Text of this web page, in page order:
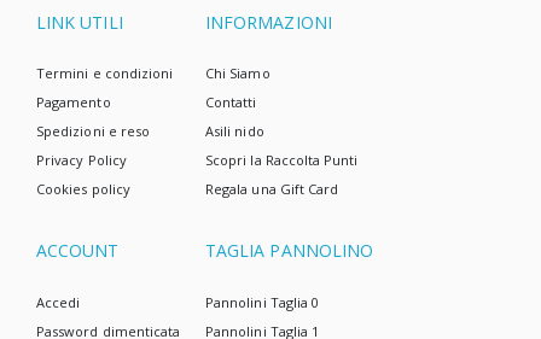
LINK UTILI
Termini e condizioni
Pagamento
Spedizioni e reso
Privacy Policy
Cookies policy
INFORMAZIONI
Chi Siamo
Contatti
Asili nido
Scopri la Raccolta Punti
Regala una Gift Card
ACCOUNT
Accedi
Password dimenticata
TAGLIA PANNOLINO
Pannolini Taglia 0
Pannolini Taglia 1